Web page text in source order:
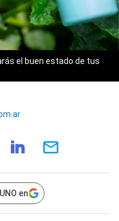
el buen estado de tus
en